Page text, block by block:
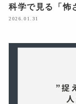
科学で見る「怖
2026.01.31